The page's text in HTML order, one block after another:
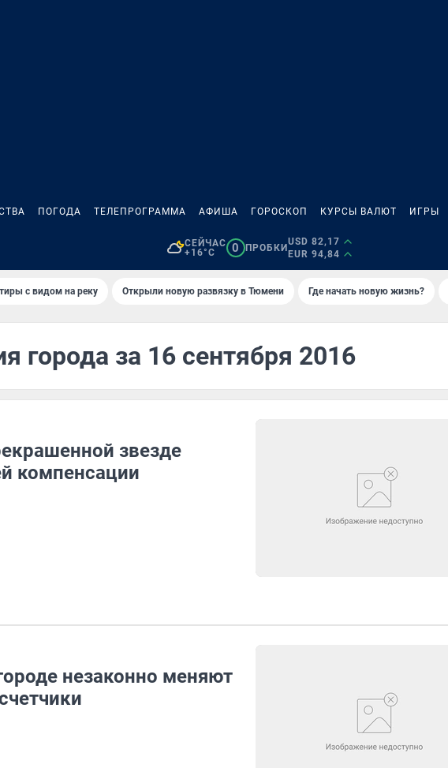
ПОГОДА ТЕЛЕПРОГРАММА АФИША ГОРОСКОП КУРСЫ ВАЛЮТ ИГРЫ
СЕЙЧАС
+16°C
0 ПРОБКИ
USD 82,17
EUR 94,84
с видом на реку Открыли новую развязку в Тюмени Где начать новую жизнь?
города за 16 сентября 2016
звезде
компенсации
незаконно меняют